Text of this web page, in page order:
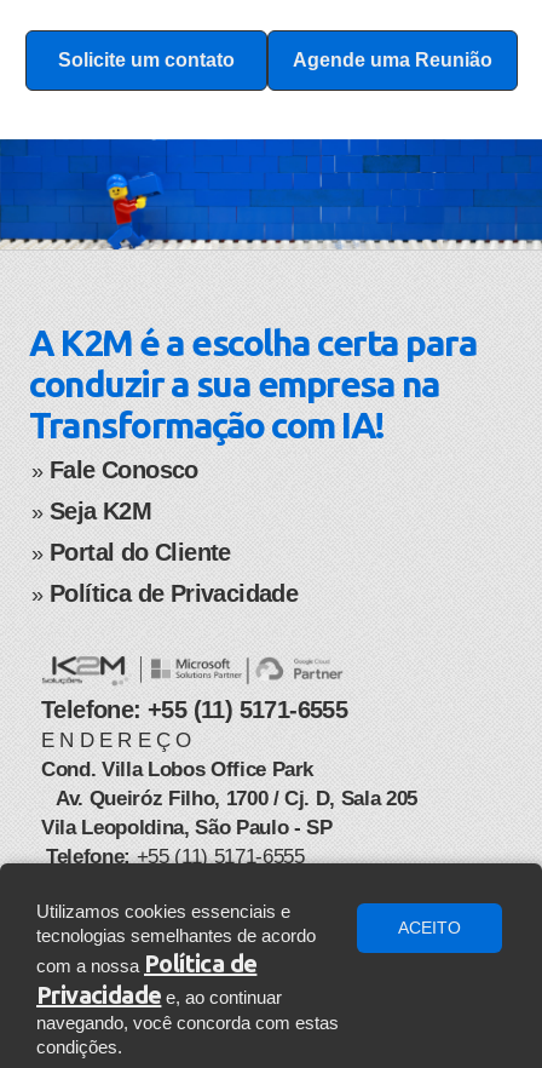
Solicite um contato Agende uma Reunião
A K2M é a escolha certa para
conduzir a sua empresa na
Transformação com IA!
​​​​​​​​​​​​​​​​​​​​​» Fale Conosco
» ​ Seja K2M
» ​ Portal do Cliente
​​» Política de Privacidade
Telefone: +55 (11) 5171-6555
E N D E R E Ç O
Cond. Villa Lobos Office Park
Av. Queiróz Filho, 1700 / Cj. D, Sala 205
Vila Leopoldina, São Paulo - SP
​ ​​Telefone:+55 (11) 5171-6555​
Copyright
2026K2M Soluções - Todos os direitos
Utilizamos cookies essenciais e
tecnologias semelhantes de acordo
com a nossa Política de
Privacidade e, ao continuar
navegando, você concorda com estas
condições.
ACEITO